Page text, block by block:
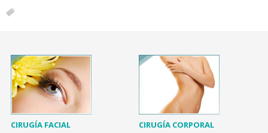
CIRUGÍA FACIAL CIRUGÍA CORPORAL